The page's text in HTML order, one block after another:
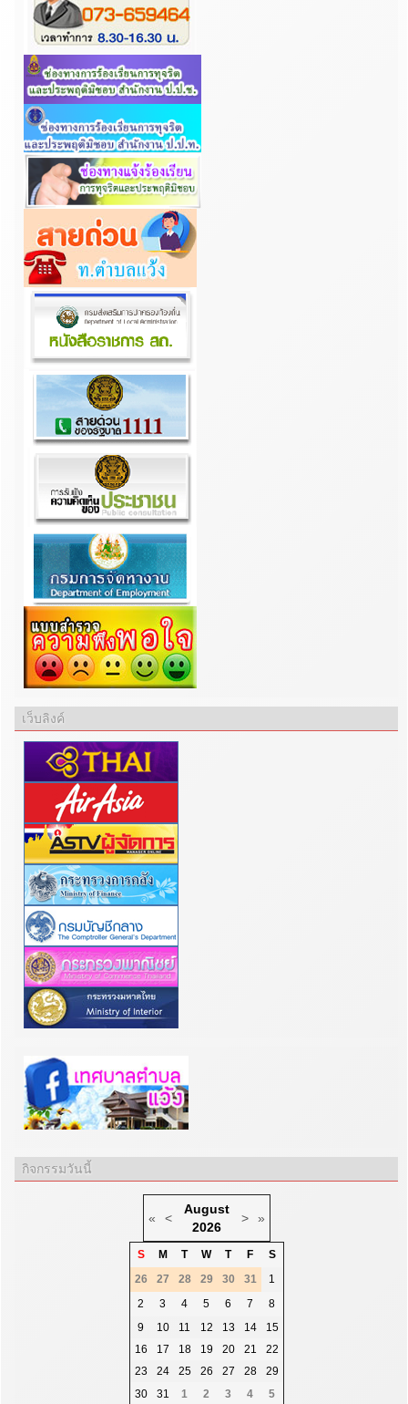
เว็บลิงค์
กิจกรรมวันนี้
« <
August
2026
> »
S M T W T F
S
26
27 28 29 30 31
1
2
3 4 5 6 7
8
9
10 11 12 13 14
15
16
17 18 19 20 21
22
23
24 25 26 27 28
29
30
31 1 2 3 4 5